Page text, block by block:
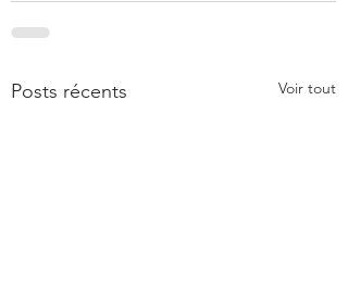
Posts récents Voir tout